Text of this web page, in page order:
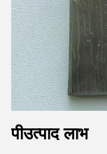
पीउत्पाद लाभ